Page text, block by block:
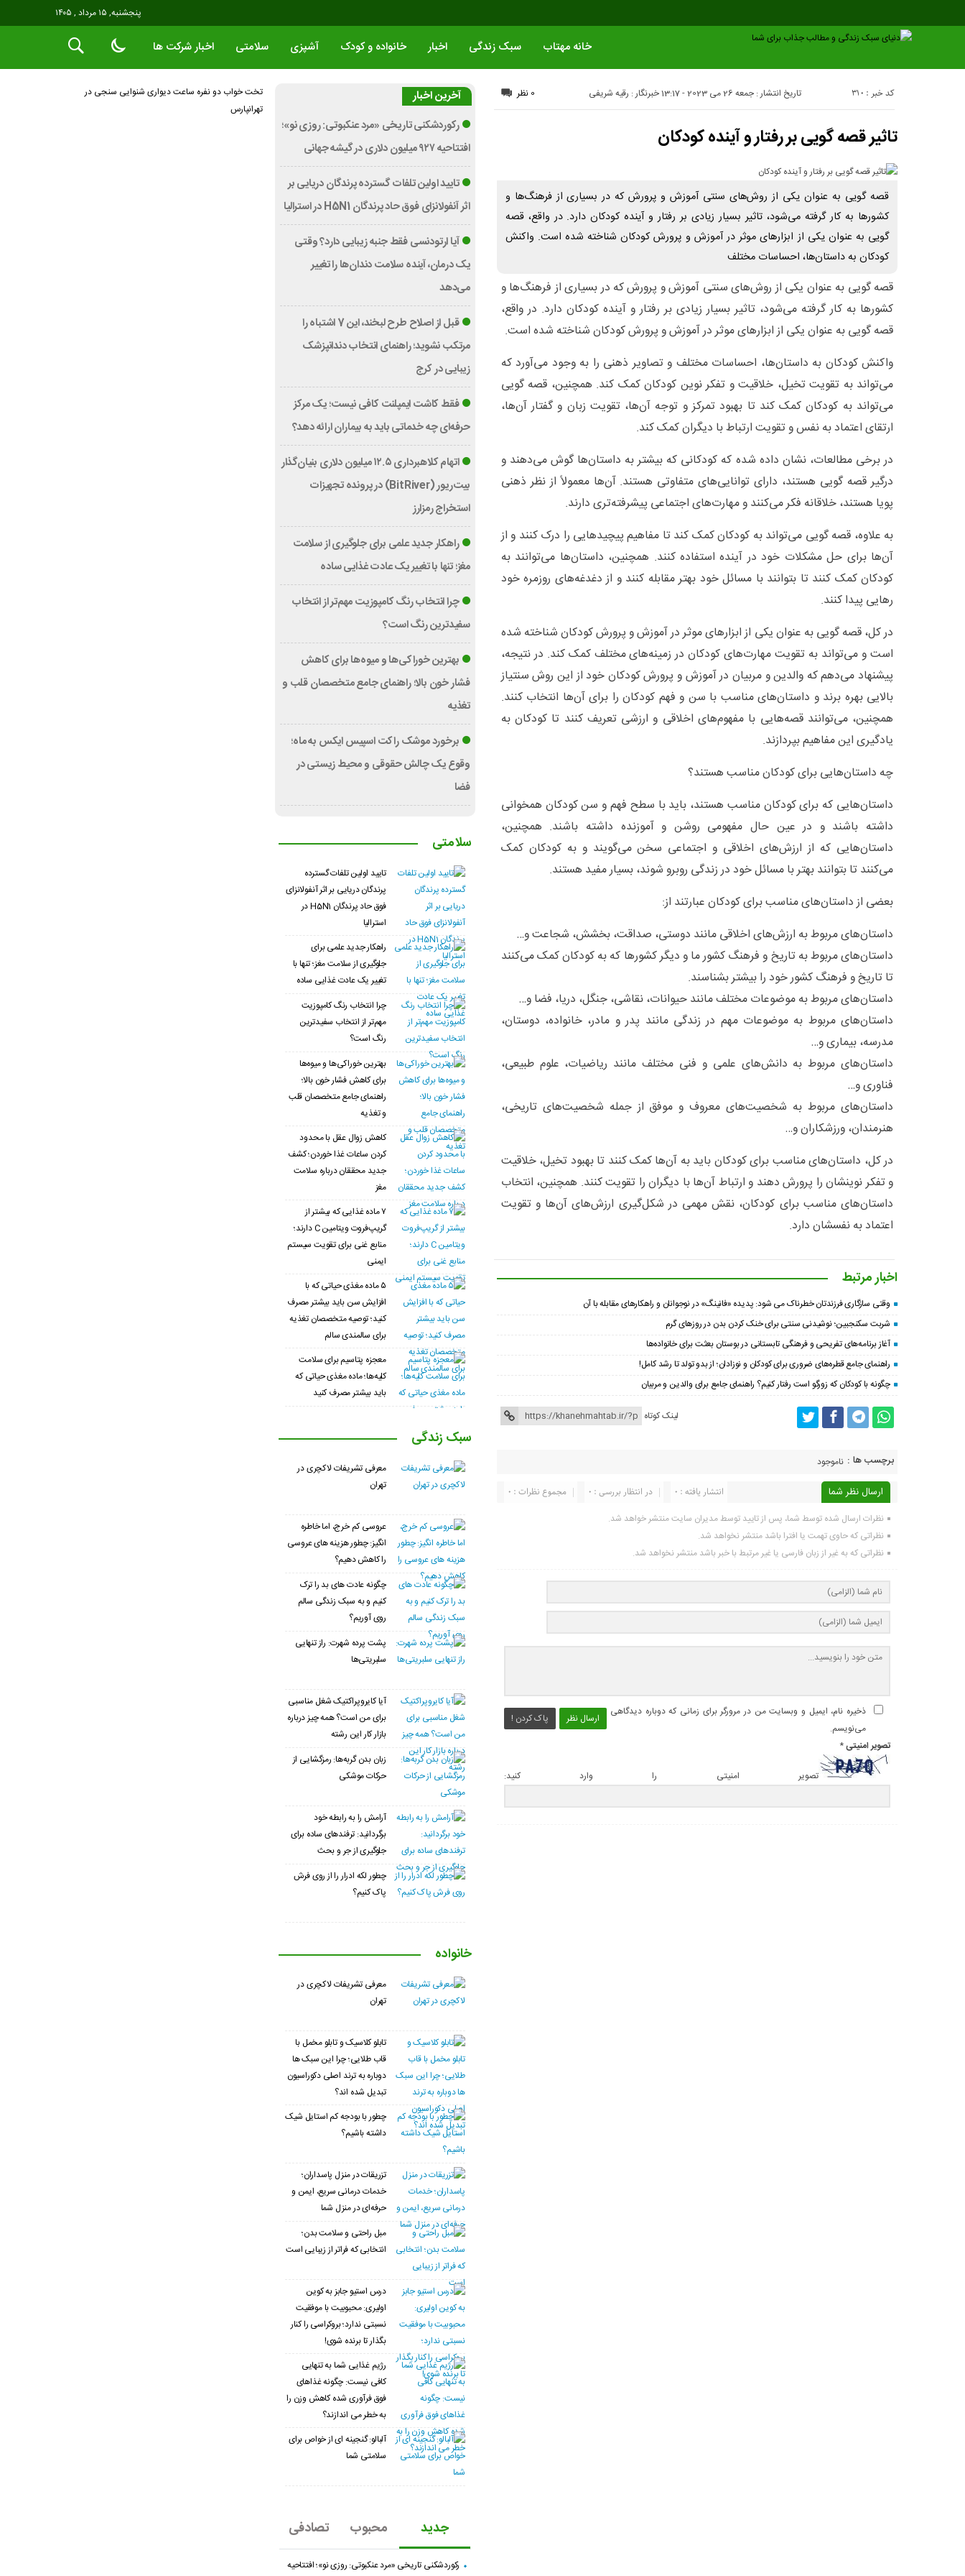
پنجشنبه, ۱۵ مرداد , ۱۴۰۵
خانه مهتاب سبک زندگی اخبار خانواده و کودک آشپزی سلامتی اخبار شرکت ها
تاریخ انتشار : جمعه 26 می 2023 - 13:17 خبرنگار : رقیه شریفی کد خبر : 310 0 نظر
تاثیر قصه گویی بر رفتار و آینده کودکان
قصه گویی به عنوان یکی از روش‌های سنتی آموزش و پرورش که در بسیاری از فرهنگ‌ها و
کشورها به کار گرفته می‌شود، تاثیر بسیار زیادی بر رفتار و آینده کودکان دارد. در واقع، قصه
گویی به عنوان یکی از ابزارهای موثر در آموزش و پرورش کودکان شناخته شده است. واکنش
کودکان به داستان‌ها، احساسات مختلف
قصه گویی به عنوان یکی از روش‌های سنتی آموزش و پرورش که در بسیاری از فرهنگ‌ها و
کشورها به کار گرفته می‌شود، تاثیر بسیار زیادی بر رفتار و آینده کودکان دارد. در واقع،
قصه گویی به عنوان یکی از ابزارهای موثر در آموزش و پرورش کودکان شناخته شده است.
واکنش کودکان به داستان‌ها، احساسات مختلف و تصاویر ذهنی را به وجود می‌آورد که
می‌تواند به تقویت تخیل، خلاقیت و تفکر نوین کودکان کمک کند. همچنین، قصه گویی
می‌تواند به کودکان کمک کند تا بهبود تمرکز و توجه آن‌ها، تقویت زبان و گفتار آن‌ها،
ارتقای اعتماد به نفس و تقویت ارتباط با دیگران کمک کند.
در برخی مطالعات، نشان داده شده که کودکانی که بیشتر به داستان‌ها گوش می‌دهند و
درگیر قصه گویی هستند، دارای توانایی‌های متفاوتی هستند. آن‌ها معمولاً از نظر ذهنی
پویا هستند، خلاقانه فکر می‌کنند و مهارت‌های اجتماعی پیشرفته‌تری دارند.
به علاوه، قصه گویی می‌تواند به کودکان کمک کند تا مفاهیم پیچیدهایی را درک کنند و از
آن‌ها برای حل مشکلات خود در آینده استفاده کنند. همچنین، داستان‌ها می‌توانند به
کودکان کمک کنند تا بتوانند با مسائل خود بهتر مقابله کنند و از دغدغه‌های روزمره خود
رهایی پیدا کنند.
در کل، قصه گویی به عنوان یکی از ابزارهای موثر در آموزش و پرورش کودکان شناخته شده
است و می‌تواند به تقویت مهارت‌های کودکان در زمینه‌های مختلف کمک کند. در نتیجه،
پیشنهاد می‌دهم که والدین و مربیان در آموزش و پرورش کودکان خود از این روش سنتیاز
بالایی بهره برند و داستان‌های مناسب با سن و فهم کودکان را برای آن‌ها انتخاب کنند.
همچنین، می‌توانند قصه‌هایی با مفهوم‌های اخلاقی و ارزشی تعریف کنند تا کودکان به
یادگیری این مفاهیم بپردازند.
چه داستان‌هایی برای کودکان مناسب هستند؟
داستان‌هایی که برای کودکان مناسب هستند، باید با سطح فهم و سن کودکان همخوانی
داشته باشند و در عین حال مفهومی روشن و آموزنده داشته باشند. همچنین،
داستان‌هایی که از ارزش‌های اخلاقی و اجتماعی سخن می‌گویند و به کودکان کمک
می‌کنند تا بتوانند بهتر با مسائل خود در زندگی روبرو شوند، بسیار مفید هستند.
بعضی از داستان‌های مناسب برای کودکان عبارتند از:
داستان‌های مربوط به ارزش‌های اخلاقی مانند دوستی، صداقت، بخشش، شجاعت و…
داستان‌های مربوط به تاریخ و فرهنگ کشور ما و دیگر کشورها که به کودکان کمک می‌کنند
تا تاریخ و فرهنگ کشور خود را بیشتر بشناسند.
داستان‌های مربوط به موضوعات مختلف مانند حیوانات، نقاشی، جنگل، دریا، فضا و…
داستان‌های مربوط به موضوعات مهم در زندگی مانند پدر و مادر، خانواده، دوستان،
مدرسه، بیماری و…
داستان‌های مربوط به دانش‌های علمی و فنی مختلف مانند ریاضیات، علوم طبیعی،
فناوری و…
داستان‌های مربوط به شخصیت‌های معروف و موفق از جمله شخصیت‌های تاریخی،
هنرمندان، ورزشکاران و…
در کل، داستان‌های مناسب برای کودکان باید به آن‌ها کمک کنند تا بهبود تخیل، خلاقیت
و تفکر نوینشان را پرورش دهند و ارتباط آن‌ها با دیگران را تقویت کنند. همچنین، انتخاب
داستان‌های مناسب برای کودکان، نقش مهمی در شکل‌گیری ارزش‌های آن‌ها و تقویت
اعتماد به نفسشان دارد.
اخبار مرتبط
وقتی سازگاری فرزندتان خطرناک می شود: پدیده «فانینگ» در نوجوانان و راهکارهای مقابله با آن
شربت سکنجبین؛ نوشیدنی سنتی برای خنک‌ کردن بدن در روزهای گرم
آغاز برنامه‌های تفریحی و فرهنگی تابستانی در بوستان بعثت برای خانواده‌ها
راهنمای جامع قطره‌های ضروری برای کودکان و نوزادان؛ از بدو تولد تا رشد کامل!
چگونه با کودکان که زورگو است رفتار کنیم؟ راهنمای جامع برای والدین و مربیان
لینک کوتاه
برچسب ها : ناموجود
ارسال نظر شما مجموع نظرات : 0 در انتظار بررسی : 0 انتشار یافته : 0
نظرات ارسال شده توسط شما، پس از تایید توسط مدیران سایت منتشر خواهد شد.
نظراتی که حاوی تهمت یا افترا باشد منتشر نخواهد شد.
نظراتی که به غیر از زبان فارسی یا غیر مرتبط با خبر باشد منتشر نخواهد شد.
ارسال نظر پاک کردن !
ذخیره نام، ایمیل و وبسایت من در مرورگر برای زمانی که دوباره دیدگاهی
می‌نویسم.
تصویر امنیتی*
تصویر امنیتی را وارد کنید:
آخرین اخبار
رکوردشکنی تاریخی «مرد عنکبوتی: روزی نو»؛
افتتاحیه ۹۲۷ میلیون دلاری در گیشه جهانی
تایید اولین تلفات گسترده پرندگان دریایی بر
اثر آنفولانزای فوق حاد پرندگان H5N1 در استرالیا
آیا ارتودنسی فقط جنبه زیبایی دارد؟ وقتی
یک درمان، آینده سلامت دندان‌ها را تغییر
می‌دهد
قبل از اصلاح طرح لبخند، این 7 اشتباه را
مرتکب نشوید؛ راهنمای انتخاب دندانپزشک
زیبایی در کرج
فقط کاشت ایمپلنت کافی نیست؛ یک مرکز
حرفه‌ای چه خدماتی باید به بیماران ارائه دهد؟
اتهام کلاهبرداری ۱۲.۵ میلیون دلاری بنیان‌گذار
بیت‌ریور (BitRiver) در پرونده تجهیزات
استخراج رمزارز
راهکار جدید علمی برای جلوگیری از سلامت
مغز؛ تنها با تغییر یک عادت غذایی ساده
چرا انتخاب رنگ کامپوزیت مهم‌تر از انتخاب
سفیدترین رنگ است؟
بهترین خوراکی‌ها و میوه‌ها برای کاهش
فشار خون بالا؛ راهنمای جامع متخصصان قلب و
تغذیه
برخورد موشک راکت اسپیس ایکس به ماه؛
وقوع یک چالش حقوقی و محیط زیستی در
فضا
سلامتی
تایید اولین تلفات گسترده
پرندگان دریایی بر اثر آنفولانزای
فوق حاد پرندگان H5N1 در
استرالیا
راهکار جدید علمی برای
جلوگیری از سلامت مغز؛ تنها با
تغییر یک عادت غذایی ساده
چرا انتخاب رنگ کامپوزیت
مهم‌تر از انتخاب سفیدترین
رنگ است؟
بهترین خوراکی‌ها و میوه‌ها
برای کاهش فشار خون بالا؛
راهنمای جامع متخصصان قلب
و تغذیه
کاهش زوال عقل با محدود
کردن ساعات غذا خوردن؛ کشف
جدید محققان درباره سلامت
مغز
۷ ماده غذایی که بیشتر از
گریپ‌فروت ویتامین C دارند؛
منابع غنی برای تقویت سیستم
ایمنی
۵ ماده مغذی حیاتی که با
افزایش سن باید بیشتر مصرف
کنید؛ توصیه متخصصان تغذیه
برای سالمندی سالم
معجزه پتاسیم برای سلامت
کلیه‌ها؛ ماده مغذی حیاتی که
باید بیشتر مصرف کنید
سبک زندگی
معرفی تشریفات لاکچری در
تهران
عروسی کم خرج، اما خاطره
انگیز: چطور هزینه های عروسی
را کاهش دهیم؟
چگونه عادت‌ های بد را ترک
کنیم و به سبک زندگی سالم
روی آوریم؟
پشت پرده شهرت: راز تنهایی
سلبریتی‌ها
آیا کایروپراکتیک شغل مناسبی
برای من است؟ همه چیز درباره
بازار کار این رشته
زبان بدن گربه‌ها: رمزگشایی از
حرکات موشکی
آرامش را به رابطه خود
برگردانید: ترفندهای ساده برای
جلوگیری از جر و بحث
چطور لکه ادرار را از روی فرش
پاک کنیم؟
خانواده
معرفی تشریفات لاکچری در
تهران
تابلو کلاسیک و تابلو مخمل با
قاب طلایی؛ چرا این سبک ها
دوباره به ترند اصلی دکوراسیون
تبدیل شده اند؟
چطور با بودجه کم استایل شیک
داشته باشیم؟
تزریقات در منزل پاسداران؛
خدمات درمانی سریع، ایمن و
حرفه‌ای در منزل شما
مبل راحتی و سلامت بدن؛
انتخابی که فراتر از زیبایی است
درس استیو جابز به کوین
اولیری: محبوبیت با موفقیت
نسبتی ندارد؛ بروکراسی را کنار
بگذار تا برنده شوی!
رژیم غذایی شما به تنهایی
کافی نیست: چگونه غذاهای
فوق فرآوری شده کاهش وزن را
به خطر می اندازند؟
آلبالو: گنجینه ای از خواص برای
سلامتی شما
جدید محبوب تصادفی
رکوردشکنی تاریخی «مرد عنکبوتی: روزی نو»؛ افتتاحیه
تخت خواب دو نفره ساعت دیواریشنوایی سنجی در
تهرانپارس